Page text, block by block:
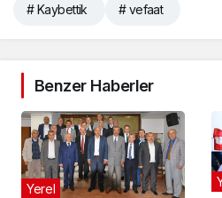
# Kaybettik # vefaat
Benzer Haberler
Yerel